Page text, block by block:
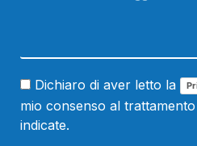
Dichiaro di aver letto la
mio consenso al
indicate.